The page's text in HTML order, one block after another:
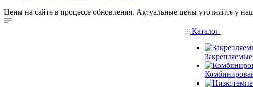
Цены на сайте в процессе обновления. Актуальные цены уточняйте у
Каталог